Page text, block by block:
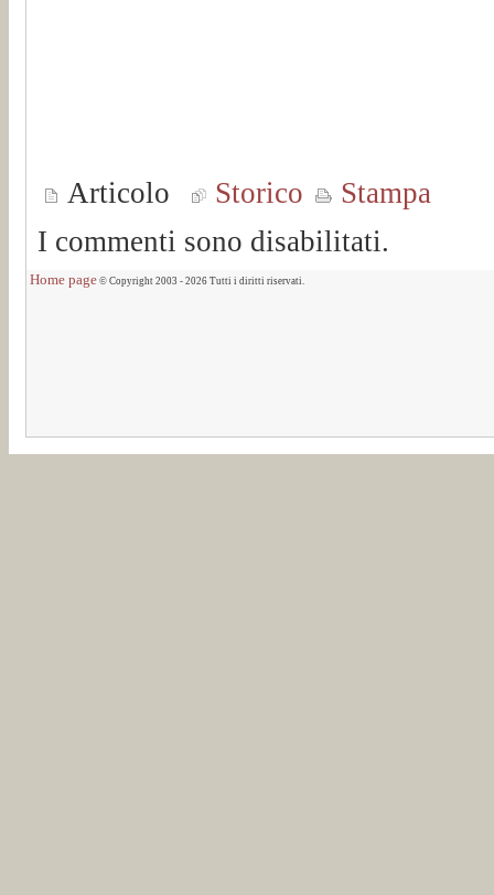
Articolo Storico
Stampa
I commenti sono disabilitati.
Home page © Copyright 2003 - 2026 Tutti i diritti riservati.